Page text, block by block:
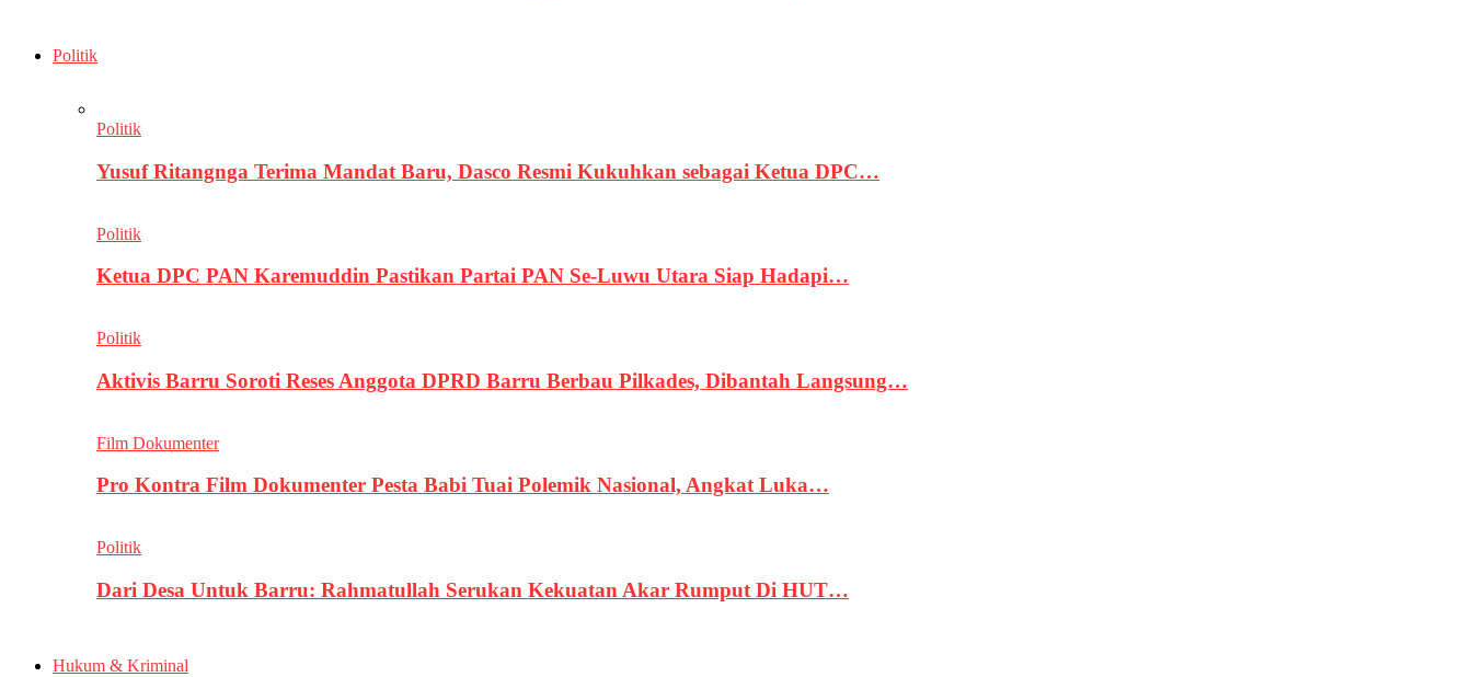
Politik
Politik
Yusuf Ritangnga Terima Mandat Baru, Dasco Resmi Kukuhkan sebagai Ketua DPC…
Politik
Ketua DPC PAN Karemuddin Pastikan Partai PAN Se-Luwu Utara Siap Hadapi…
Politik
Aktivis Barru Soroti Reses Anggota DPRD Barru Berbau Pilkades, Dibantah Langsung…
Film Dokumenter
Pro Kontra Film Dokumenter Pesta Babi Tuai Polemik Nasional, Angkat Luka…
Politik
Dari Desa Untuk Barru: Rahmatullah Serukan Kekuatan Akar Rumput Di HUT…
Hukum & Kriminal